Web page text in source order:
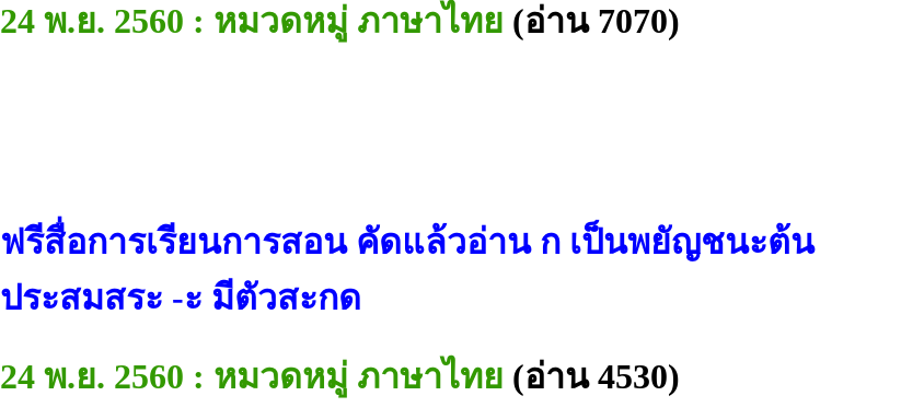
24 พ.ย. 2560 : หมวดหมู่ ภาษาไทย (อ่าน 7070)
ฟรีสื่อการเรียนการสอน คัดแล้วอ่าน ก เป็นพยัญชนะต้น
ประสมสระ -ะ มีตัวสะกด
24 พ.ย. 2560 : หมวดหมู่ ภาษาไทย (อ่าน 4530)